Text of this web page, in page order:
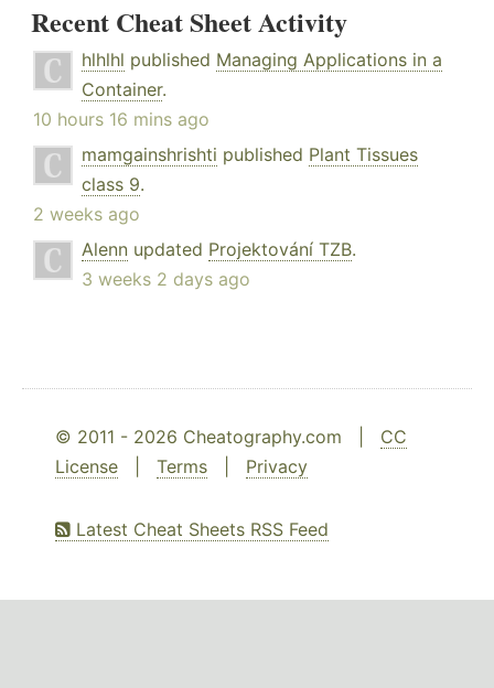
Recent Cheat Sheet Activity
hlhlhl published Managing Applications in a
Container.
10 hours 16 mins ago
mamgainshrishti published Plant Tissues
class 9.
2 weeks ago
Alenn updated Projektování TZB.
3 weeks 2 days ago
© 2011 - 2026 Cheatography.com | CC
License
Terms Privacy
Latest Cheat Sheets RSS Feed